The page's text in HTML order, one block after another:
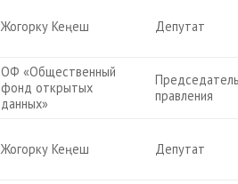
Жогорку Кеңеш Депутат
ОФ «Общественный
фонд открытых
данных»
правления
Жогорку Кеңеш Депутат